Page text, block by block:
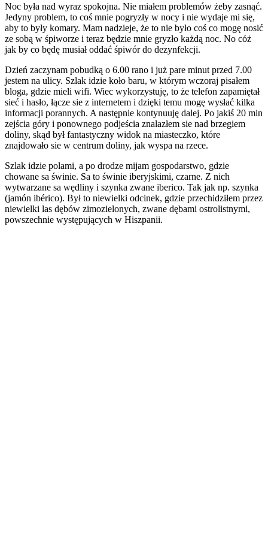
Noc była nad wyraz spokojna. Nie miałem problemów żeby zasnąć.
Jedyny problem, to coś mnie pogryzły w nocy i nie wydaje mi się,
aby to były komary. Mam nadzieje, że to nie było coś co mogę nosić
ze sobą w śpiworze i teraz będzie mnie gryzło każdą noc. No cóż
jak by co będę musiał oddać śpiwór do dezynfekcji.
Dzień zaczynam pobudką o 6.00 rano i już pare minut przed 7.00
jestem na ulicy. Szlak idzie koło baru, w którym wczoraj pisałem
bloga, gdzie mieli wifi. Wiec wykorzystuję, to że telefon zapamiętał
sieć i hasło, łącze sie z internetem i dzięki temu mogę wysłać kilka
informacji porannych. A następnie kontynuuję dalej. Po jakiś 20 min
zejścia góry i ponownego podjeścia znalazłem sie nad brzegiem
doliny, skąd był fantastyczny widok na miasteczko, które
znajdowało sie w centrum doliny, jak wyspa na rzece.
Szlak idzie polami, a po drodze mijam gospodarstwo, gdzie
chowane sa świnie. Sa to świnie iberyjskimi, czarne. Z nich
wytwarzane sa wędliny i szynka zwane iberico. Tak jak np. szynka
(jamón ibérico). Był to niewielki odcinek, gdzie przechidziłem przez
niewielki las dębów zimozielonych, zwane dębami ostrolistnymi,
powszechnie występujących w Hiszpanii.